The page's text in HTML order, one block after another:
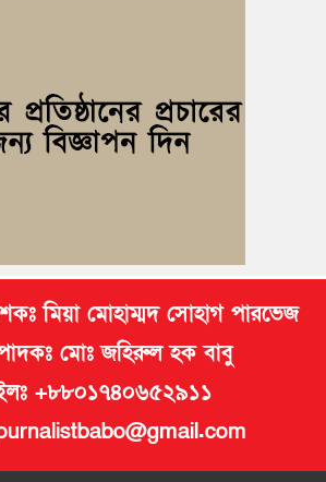
বাড়িতে বেড়াতে এলেন সৌদির কফিল; এলাকায়
মিয়া মোহাম্মদ সোহাগ পারভেজ
মোঃ জহিরুল হক বাবু
+৮৮০১৭৪০৬৫২৯১১